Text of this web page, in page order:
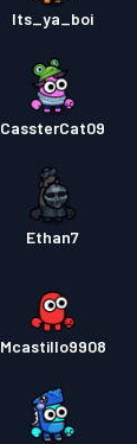
Its_ya_boi
CassterCat09
Ethan7
Mcastillo9908